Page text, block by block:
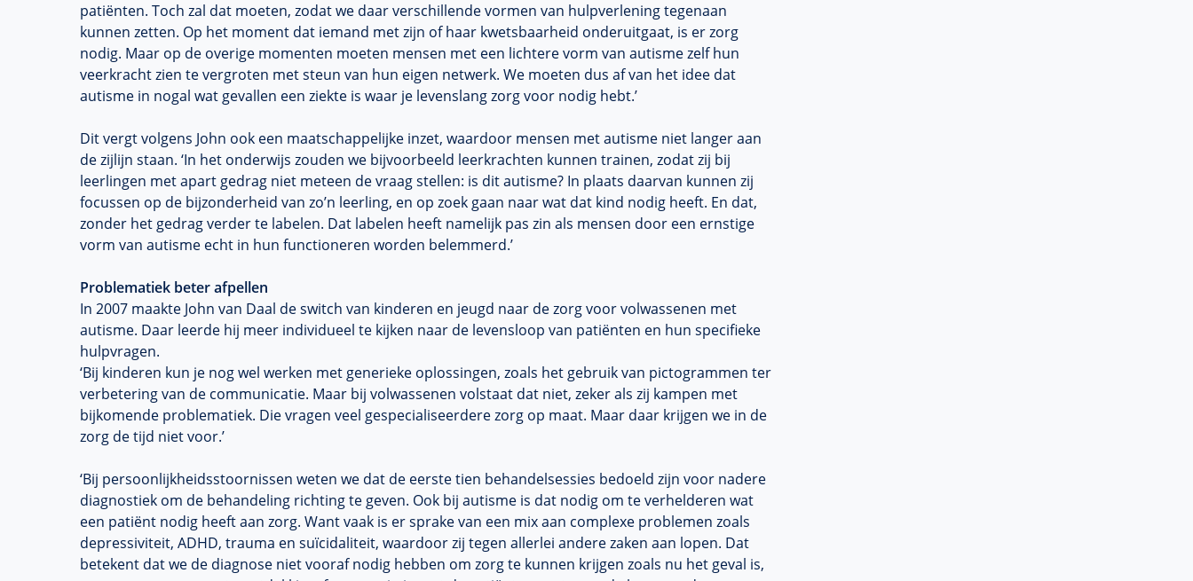
patiënten. Toch zal dat moeten, zodat we daar verschillende vormen van hulpverlening tegenaan
kunnen zetten. Op het moment dat iemand met zijn of haar kwetsbaarheid onderuitgaat, is er zorg
nodig. Maar op de overige momenten moeten mensen met een lichtere vorm van autisme zelf hun
veerkracht zien te vergroten met steun van hun eigen netwerk. We moeten dus af van het idee dat
autisme in nogal wat gevallen een ziekte is waar je levenslang zorg voor nodig hebt.’
Dit vergt volgens John ook een maatschappelijke inzet, waardoor mensen met autisme niet langer aan
de zijlijn staan. ‘In het onderwijs zouden we bijvoorbeeld leerkrachten kunnen trainen, zodat zij bij
leerlingen met apart gedrag niet meteen de vraag stellen: is dit autisme? In plaats daarvan kunnen zij
focussen op de bijzonderheid van zo’n leerling, en op zoek gaan naar wat dat kind nodig heeft. En dat,
zonder het gedrag verder te labelen. Dat labelen heeft namelijk pas zin als mensen door een ernstige
vorm van autisme echt in hun functioneren worden belemmerd.’
Problematiek beter afpellen
In 2007 maakte John van Daal de switch van kinderen en jeugd naar de zorg voor volwassenen met
autisme. Daar leerde hij meer individueel te kijken naar de levensloop van patiënten en hun specifieke
hulpvragen.
‘Bij kinderen kun je nog wel werken met generieke oplossingen, zoals het gebruik van pictogrammen ter
verbetering van de communicatie. Maar bij volwassenen volstaat dat niet, zeker als zij kampen met
bijkomende problematiek. Die vragen veel gespecialiseerdere zorg op maat. Maar daar krijgen we in de
zorg de tijd niet voor.’
‘Bij persoonlijkheidsstoornissen weten we dat de eerste tien behandelsessies bedoeld zijn voor nadere
diagnostiek om de behandeling richting te geven. Ook bij autisme is dat nodig om te verhelderen wat
een patiënt nodig heeft aan zorg. Want vaak is er sprake van een mix aan complexe problemen zoals
depressiviteit, ADHD, trauma en suïcidaliteit, waardoor zij tegen allerlei andere zaken aan lopen. Dat
betekent dat we de diagnose niet vooraf nodig hebben om zorg te kunnen krijgen zoals nu het geval is,